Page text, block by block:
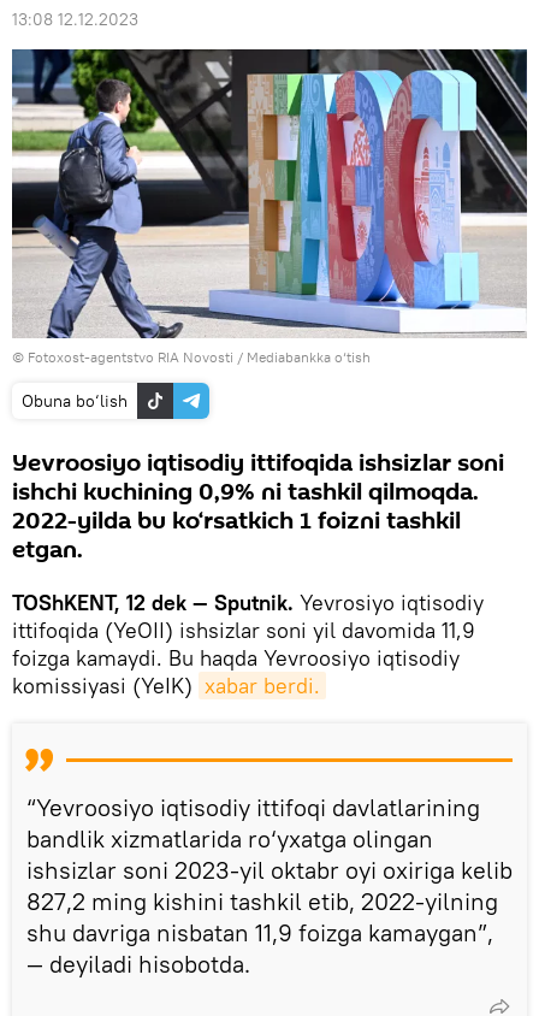
13:08 12.12.2023
© Fotoxost-agentstvo RIA Novosti / Mediabankka o‘tish
Obuna bo‘lish
Yevroosiyo iqtisodiy ittifoqida ishsizlar soni
ishchi kuchining 0,9% ni tashkil qilmoqda.
2022-yilda bu ko‘rsatkich 1 foizni tashkil
etgan.
TOShKENT, 12 dek — Sputnik. Yevrosiyo iqtisodiy
ittifoqida (YeOII) ishsizlar soni yil davomida 11,9
foizga kamaydi. Bu haqda Yevroosiyo iqtisodiy
komissiyasi (YeIK) xabar berdi.
“Yevroosiyo iqtisodiy ittifoqi davlatlarining
bandlik xizmatlarida ro‘yxatga olingan
ishsizlar soni 2023-yil oktabr oyi oxiriga kelib
827,2 ming kishini tashkil etib, 2022-yilning
shu davriga nisbatan 11,9 foizga kamaygan”,
— deyiladi hisobotda.